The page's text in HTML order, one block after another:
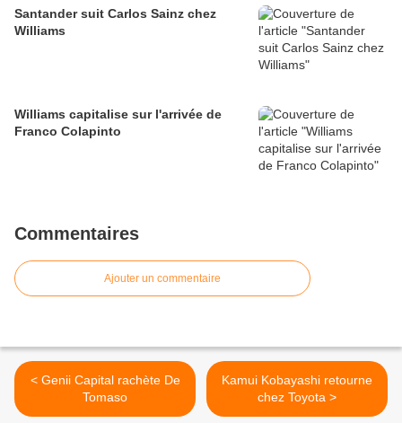
Santander suit Carlos Sainz chez
Williams
Williams capitalise sur l'arrivée de
Franco Colapinto
Commentaires
Ajouter un commentaire
< Genii Capital rachète De
Tomaso
Kamui Kobayashi retourne
chez Toyota >